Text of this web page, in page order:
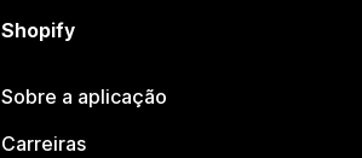
Shopify
Sobre a aplicação
Carreiras